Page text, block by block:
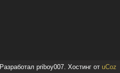
Разработал priboy007. Хостинг от uCoz